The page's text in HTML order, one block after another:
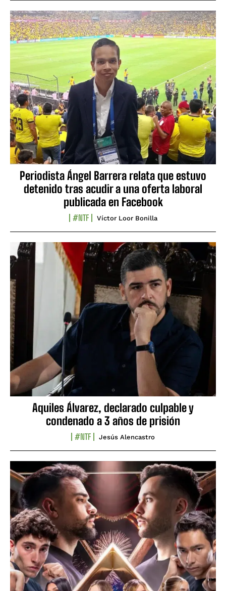
Periodista Ángel Barrera relata que estuvo
detenido tras acudir a una oferta laboral
publicada en Facebook
#NTF Víctor Loor Bonilla
Aquiles Álvarez, declarado culpable y
condenado a 3 años de prisión
#NTF Jesús Alencastro